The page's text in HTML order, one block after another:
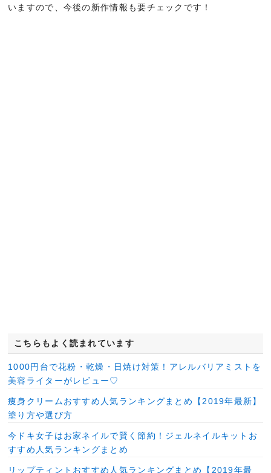
いますので、今後の新作情報も要チェックです！
こちらもよく読まれています
1000円台で花粉・乾燥・日焼け対策！アレルバリアミストを
美容ライターがレビュー♡
痩身クリームおすすめ人気ランキングまとめ【2019年最新】
塗り方や選び方
今ドキ女子はお家ネイルで賢く節約！ジェルネイルキットお
すすめ人気ランキングまとめ
リップティントおすすめ人気ランキングまとめ【2019年最